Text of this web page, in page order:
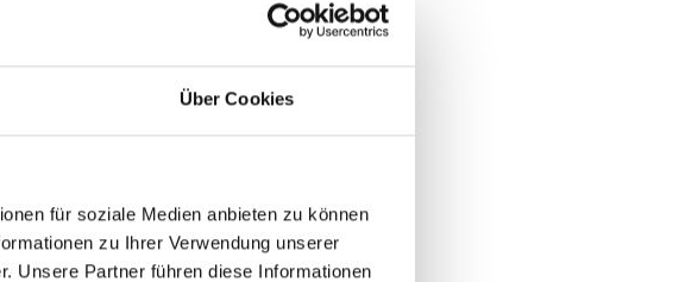
Über Cookies
für soziale Medien anbieten zu können
zu Ihrer Verwendung unserer
Unsere Partner führen diese Informationen
und Obstsalat
aus Gründen, auf die wir keinen
den dargestellten
Produktetiketten auf den
oder der Verwendung stets die